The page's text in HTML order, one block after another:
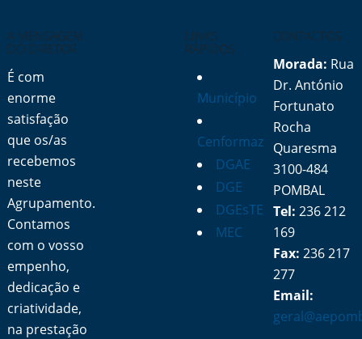
A MENSAGEM
DO DIRETOR
É com
enorme
satisfação
que os/as
recebemos
neste
Agrupamento.
Contamos
com o vosso
empenho,
dedicação e
criatividade,
na prestação
LINKS
RÁPIDOS
Município
Cenformaz
DGAE
DGE
DGEsTE
MEC
CONTACTOS
Morada: Rua
Dr. António
Fortunato
Rocha
Quaresma
3100-484
POMBAL
Tel: 236 212
169
Fax: 236 217
277
Email: